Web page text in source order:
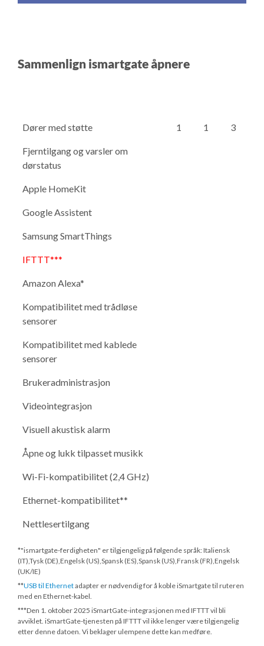
Sammenlign ismartgate åpnere
Dører med støtte 1 1 3
Fjerntilgang og varsler om
dørstatus
Apple HomeKit
Google Assistent
Samsung SmartThings
IFTTT***
Amazon Alexa*
Kompatibilitet med trådløse
sensorer
Kompatibilitet med kablede
sensorer
Brukeradministrasjon
Videointegrasjon
Visuell akustisk alarm
Åpne og lukk tilpasset musikk
Wi-Fi-kompatibilitet (2,4 GHz)
Ethernet-kompatibilitet**
Nettlesertilgang
*"ismartgate-ferdigheten" er tilgjengelig på følgende språk: Italiensk
(IT),Tysk (DE),Engelsk (US),Spansk (ES),Spansk (US),Fransk (FR),Engelsk
(UK/IE)
**USB til Ethernetadapter er nødvendig for å koble iSmartgate til ruteren
med en Ethernet-kabel.
***Den 1. oktober 2025 iSmartGate-integrasjonen med IFTTT vil bli
avviklet. iSmartGate-tjenesten på IFTTT vil ikke lenger være tilgjengelig
etter denne datoen. Vi beklager ulempene dette kan medføre.